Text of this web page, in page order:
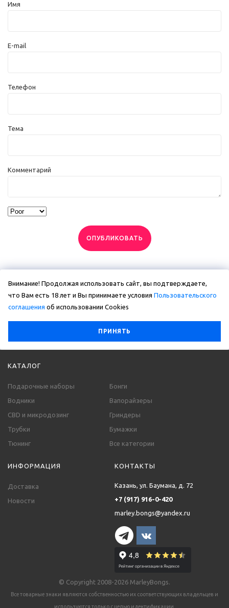
Имя
E-mail
Телефон
Тема
Комментарий
ОПУБЛИКОВАТЬ
Внимание! Продолжая использовать сайт, вы подтверждаете,
что Вам есть 18 лет и Вы принимаете условия Пользовательского
соглашения об использовании Сookies
ПРИНЯТЬ
КАТАЛОГ
Подарочные наборы
Бонги
Водники
Вапорайзеры
CBD и микродозинг
Гриндеры
Трубки
Бумажки
Тюнинг
Все категории
ИНФОРМАЦИЯ
Доставка
Новости
КОНТАКТЫ
Казань, ул. Баумана, д. 72
+7 (917) 916-0-420
marley.bongs@yandex.ru
© Copyright 2008-2026 MarleyBongs.
Все товарные знаки являются собственностью их соответствующих владельцев и
используются только с целью идентификации.